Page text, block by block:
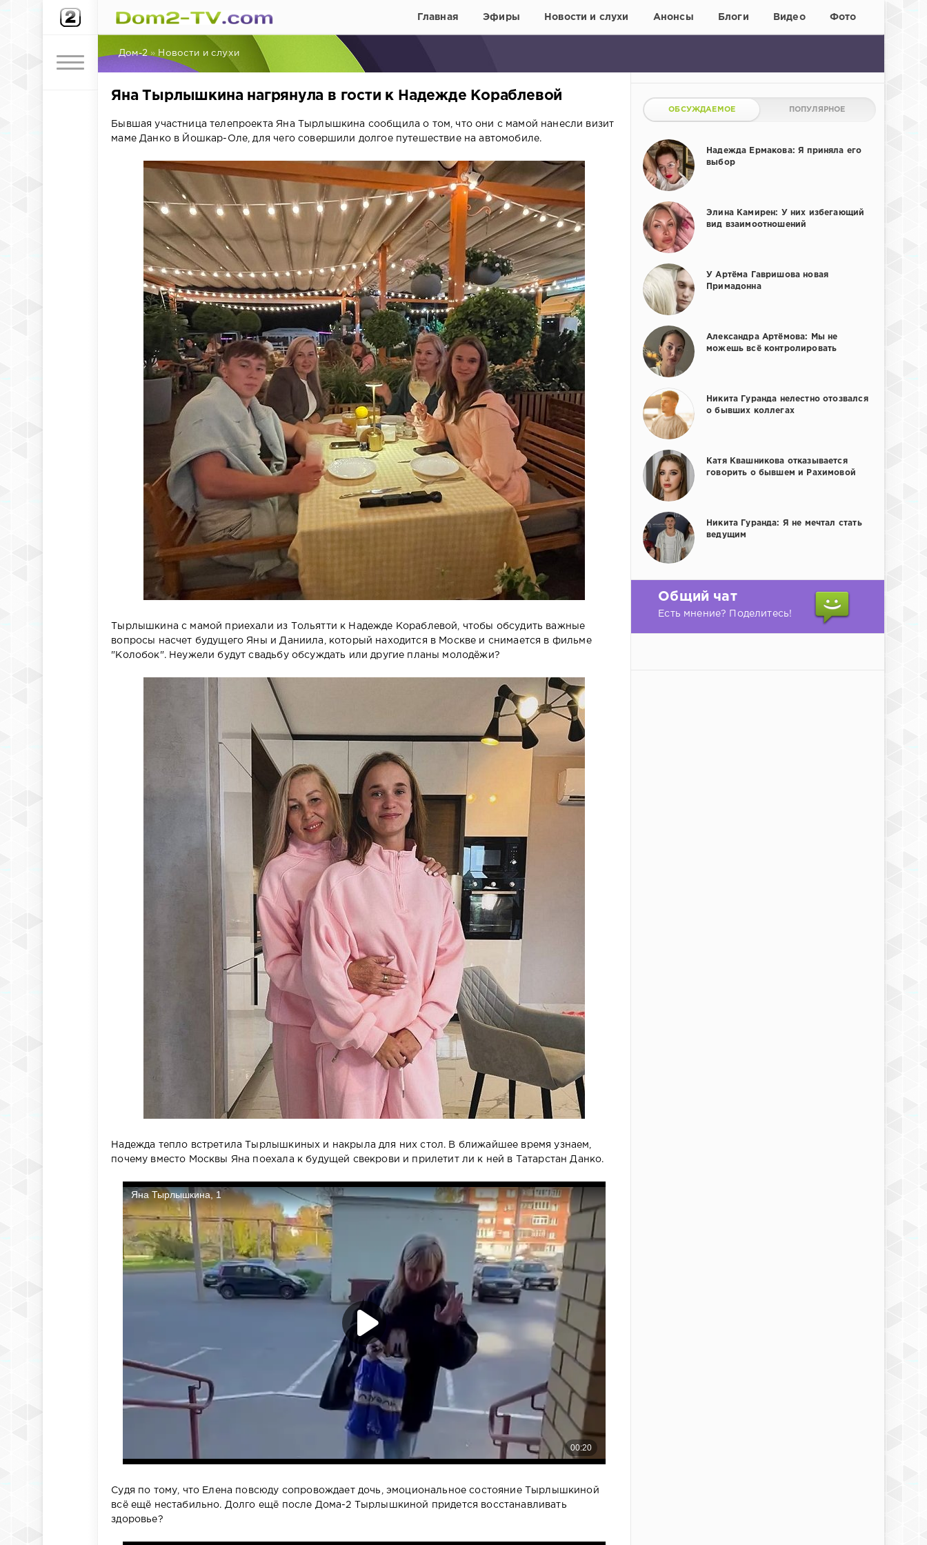
Главная Эфиры Новости и слухи Анонсы Блоги Видео Фото
Дом-2 » Новости и слухи
Яна Тырлышкина нагрянула в гости к Надежде Кораблевой
Бывшая участница телепроекта Яна Тырлышкина сообщила о том, что они с мамой нанесли визит
маме Данко в Йошкар-Оле, для чего совершили долгое путешествие на автомобиле.
Тырлышкина с мамой приехали из Тольятти к Надежде Кораблевой, чтобы обсудить важные
вопросы насчет будущего Яны и Даниила, который находится в Москве и снимается в фильме
"Колобок". Неужели будут свадьбу обсуждать или другие планы молодёжи?
Надежда тепло встретила Тырлышкиных и накрыла для них стол. В ближайшее время узнаем,
почему вместо Москвы Яна поехала к будущей свекрови и прилетит ли к ней в Татарстан Данко.
Судя по тому, что Елена повсюду сопровождает дочь, эмоциональное состояние Тырлышкиной
всё ещё нестабильно. Долго ещё после Дома-2 Тырлышкиной придется восстанавливать
здоровье?
ОБСУЖДАЕМОЕ ПОПУЛЯРНОЕ
Надежда Ермакова: Я приняла его
выбор
Элина Камирен: У них избегающий
вид взаимоотношений
У Артёма Гавришова новая
Примадонна
Александра Артёмова: Мы не
можешь всё контролировать
Никита Гуранда нелестно отозвался
о бывших коллегах
Катя Квашникова отказывается
говорить о бывшем и Рахимовой
Никита Гуранда: Я не мечтал стать
ведущим
Общий чат
Есть мнение? Поделитесь!